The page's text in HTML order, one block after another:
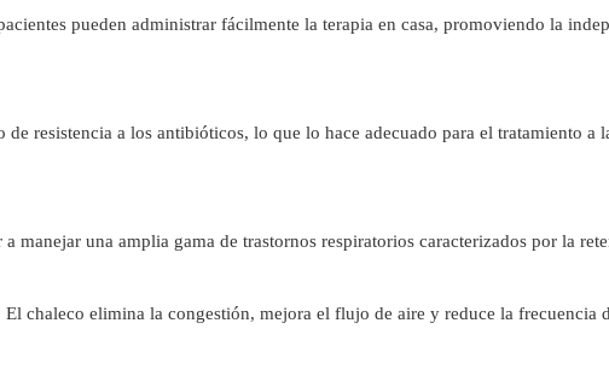
pueden administrar fácilmente la terapia en casa, promoviendo la
resistencia a los antibióticos, lo que lo hace adecuado para el tratamiento a
una amplia gama de trastornos respiratorios caracterizados por la
chaleco elimina la congestión, mejora el flujo de aire y reduce la frecuencia